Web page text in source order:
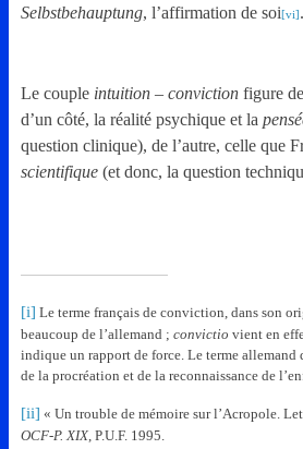
Selbstbehauptung, l’affirmation de soi[vi] .
Le couple intuition – convictionfigure
d’un côté, la réalité psychique et la
question clinique), de l’autre, celle que
scientifique(et donc, la question
[i] Le terme français de conviction, dans son
beaucoup de l’allemand ; convictio vient en
indique un rapport de force. Le terme allemand
de la procréation et de la reconnaissance de
[ii] « Un trouble de mémoire sur l’Acropole.
OCF-P. XIX, P.U.F. 1995.